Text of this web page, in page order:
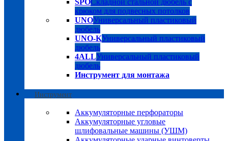
SPOСкладной стальной дюбель с
крюком для подвесных потолков
UNOУниверсальный пластиковый
дюбель
UNO-KУниверсальный пластиковый
дюбель
4ALLУниверсальный пластиковый
дюбель
Инструмент для монтажа
Инструмент
Аккумуляторные перфораторы
Аккумуляторные угловые
шлифовальные машины (УШМ)